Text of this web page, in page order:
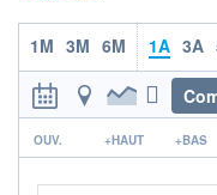
CATÉGORIE
Actions International
FONDS PARTENAIRES
TARIFS
PEA PEA-PME
1M 3M 6M 1A 3A
r
OUV. +HAUT +BAS